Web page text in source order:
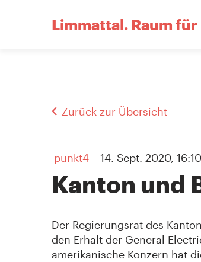
Limmattal. Raum
Zurück zur Übersicht
punkt4 – 14. Sept. 2020,
Kanton und
Der Regierungsrat des
den Erhalt der General
amerikanische Konzern hat